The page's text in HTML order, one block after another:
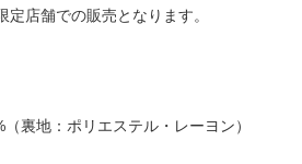
店舗での販売となります。
裏地：ポリエステル・レーヨン）